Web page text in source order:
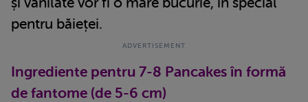
pentru băieței.
Ingrediente pentru 7-8 Pancakes în formă
de fantome (de 5-6 cm)